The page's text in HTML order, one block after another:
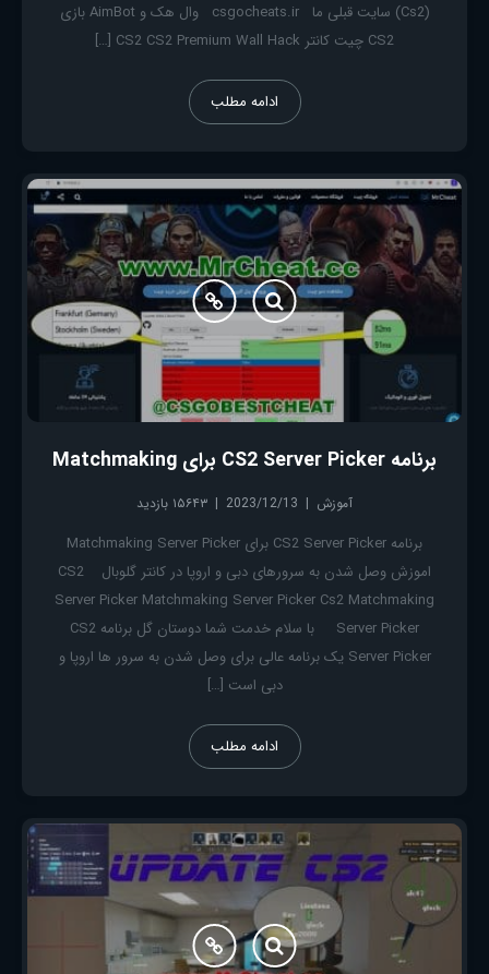
(Cs2) سایت قبلی ما csgocheats.ir وال هک و AimBot بازی
CS2 چیت کانتر CS2 CS2 Premium Wall Hack […]
ادامه مطلب
برنامه CS2 Server Picker برای Matchmaking
آموزش 2023/12/13 ۱۵۶۴۳ بازدید
برنامه CS2 Server Picker برای Matchmaking Server Picker
اموزش وصل شدن به سرورهای دبی و اروپا در کانتر گلوبال CS2
Server Picker Matchmaking Server Picker Cs2 Matchmaking
Server Picker با سلام خدمت شما دوستان گل برنامه CS2
Server Picker یک برنامه عالی برای وصل شدن به سرور ها اروپا و
دبی است […]
ادامه مطلب